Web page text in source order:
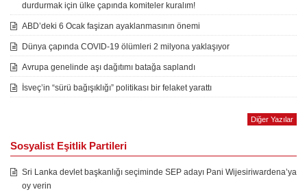
durdurmak için ülke çapında komiteler kuralım!
ABD’deki 6 Ocak faşizan ayaklanmasının önemi
Dünya çapında COVID-19 ölümleri 2 milyona yaklaşıyor
Avrupa genelinde aşı dağıtımı batağa saplandı
İsveç’in “sürü bağışıklığı” politikası bir felaket yarattı
Diğer Yazılar
Sosyalist Eşitlik Partileri
Sri Lanka devlet başkanlığı seçiminde SEP adayı Pani Wijesiriwardena’ya
oy verin